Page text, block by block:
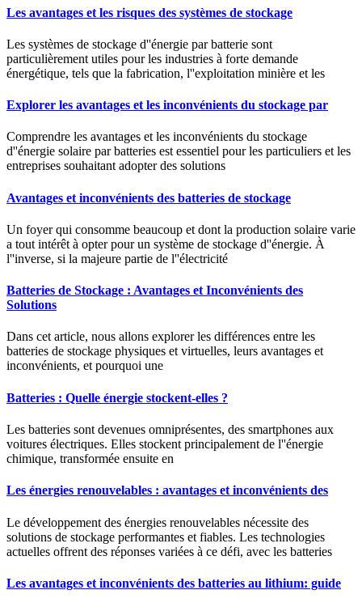
Les avantages et les risques des systèmes de stockage
Les systèmes de stockage d''énergie par batterie sont
particulièrement utiles pour les industries à forte demande
énergétique, tels que la fabrication, l''exploitation minière et les
Explorer les avantages et les inconvénients du stockage par
Comprendre les avantages et les inconvénients du stockage
d''énergie solaire par batteries est essentiel pour les particuliers et les
entreprises souhaitant adopter des solutions
Avantages et inconvénients des batteries de stockage
Un foyer qui consomme beaucoup et dont la production solaire varie
a tout intérêt à opter pour un système de stockage d''énergie. À
l''inverse, si la majeure partie de l''électricité
Batteries de Stockage : Avantages et Inconvénients des
Solutions
Dans cet article, nous allons explorer les différences entre les
batteries de stockage physiques et virtuelles, leurs avantages et
inconvénients, et pourquoi une
Batteries : Quelle énergie stockent-elles ?
Les batteries sont devenues omniprésentes, des smartphones aux
voitures électriques. Elles stockent principalement de l''énergie
chimique, transformée ensuite en
Les énergies renouvelables : avantages et inconvénients des
Le développement des énergies renouvelables nécessite des
solutions de stockage performantes et fiables. Les technologies
actuelles offrent des réponses variées à ce défi, avec les batteries
Les avantages et inconvénients des batteries au lithium: guide